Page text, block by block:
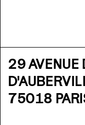
29 AVENUE
75018